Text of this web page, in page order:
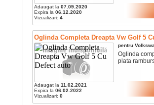
Adaugat la 07.09.2020
Expira la 06.12.2020
Vizualizari: 4
Oglinda Completa Dreapta Vw Golf 5
Adaugat la 11.02.2021
Expira la 06.02.2022
Vizualizari: 0
pentru
Oglinda
plata